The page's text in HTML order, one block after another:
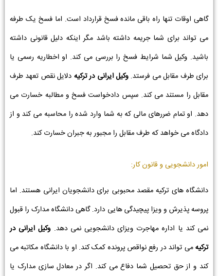
گاهی اوقات تنها راه باقی مانده فسخ قرارداد است. اما فسخ یک طرفه
می تواند برای شما جریمه داشته باشد مگر اینکه دلیل قانونی داشته
باشید. وکیل شما شرایط فسخ را بررسی می کند. او اخطاریه رسمی یا
برای طرف مقابل می فرستد.وکیل ایرانی در ترکیه دلایل نقص تعهد طرف
مقابل را مستند می کند. سپس دادخواست فسخ و مطالبه خسارت می
دهد. او تمام ضررهای مالی که به شما وارد شده را محاسبه می کند و از
دادگاه می خواهد که طرف مقابل را مجبور به جبران خسارت کند.
امور دانشجویی و قانون کار:
دانشگاه های ترکیه مقصد محبوبی برای دانشجویان ایرانی هستند. اما
پروسه پذیرش و ویزا پیچیدگی هایی دارد. گاهی دانشگاه مدارک را قبول
نمی کند یا اداره مهاجرت ویزای دانشجویی نمی دهد. وکیل ایرانی در
ترکیهمی تواند در رفع نواقص پرونده کمک کند. او با دانشگاه مکاتبه می
کند و از حق تحصیل شما دفاع می کند. اگر در معادل سازی مدارک یا